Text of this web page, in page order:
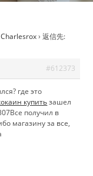
Charlesrox › 返信先:
#612373
где это
купитьзашел
получил в
магазину за все,